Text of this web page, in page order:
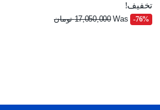
تخفیف!
‎-76%
Was 17,050,000 تومان